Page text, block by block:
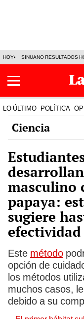
HOY SINUANO RESULTADOS
LO ÚLTIMO POLÍTICA
Ciencia
masculino
papaya:
sugiere
efectividad
Este método
opción de
los métodos
muchos casos,
debido a su